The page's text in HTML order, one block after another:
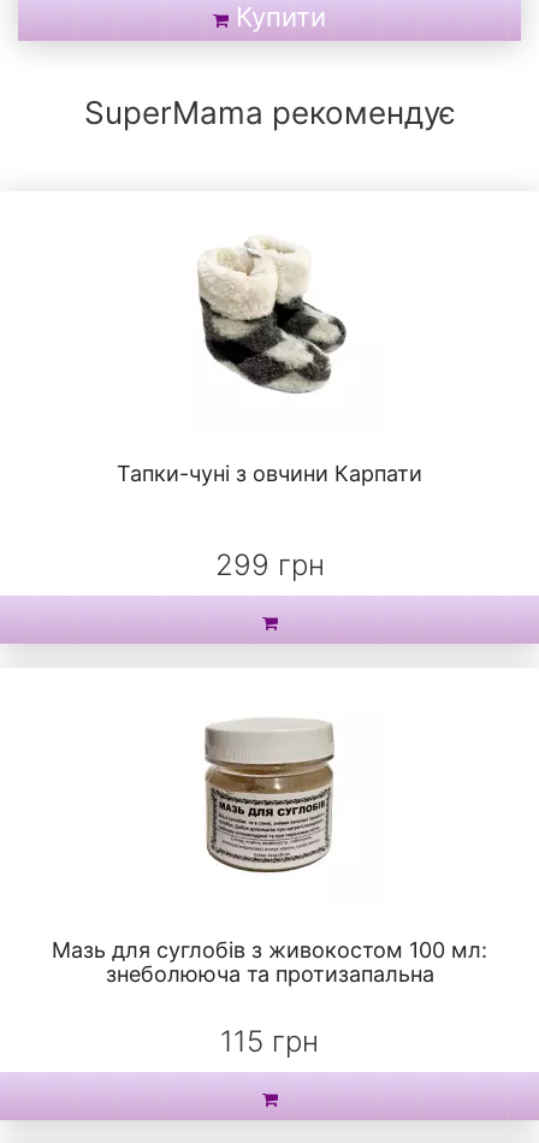
Купити
SuperMama рекомендує
Тапки-чуні з овчини Карпати
299 грн
Мазь для суглобів з живокостом 100 мл:
знеболююча та протизапальна
115 грн